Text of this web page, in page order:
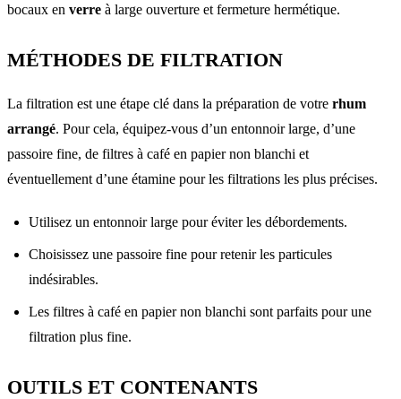
bocaux en verre à large ouverture et fermeture hermétique.
MÉTHODES DE FILTRATION
La filtration est une étape clé dans la préparation de votre rhum
arrangé. Pour cela, équipez-vous d’un entonnoir large, d’une
passoire fine, de filtres à café en papier non blanchi et
éventuellement d’une étamine pour les filtrations les plus précises.
Utilisez un entonnoir large pour éviter les débordements.
Choisissez une passoire fine pour retenir les particules
indésirables.
Les filtres à café en papier non blanchi sont parfaits pour une
filtration plus fine.
OUTILS ET CONTENANTS